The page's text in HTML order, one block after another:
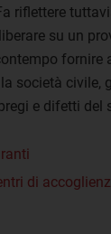
riflettere
su un
fornire
società civile,
e difetti del
di